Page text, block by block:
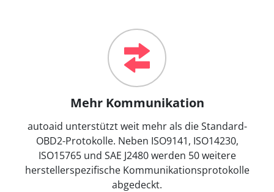
Mehr Kommunikation
autoaid unterstützt weit mehr als die Standard-
OBD2-Protokolle. Neben ISO9141, ISO14230,
ISO15765 und SAE J2480 werden 50 weitere
herstellerspezifische Kommunikationsprotokolle
abgedeckt.